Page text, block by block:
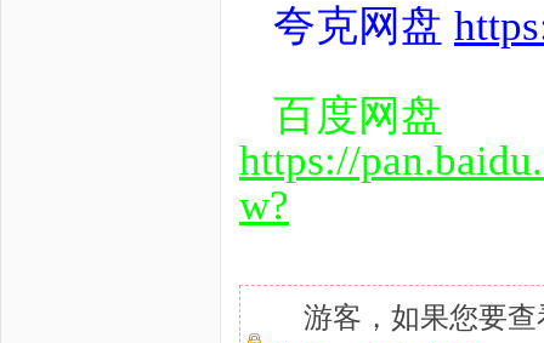
夸克网盘
百度网盘
https://
w?
游客，如果您要